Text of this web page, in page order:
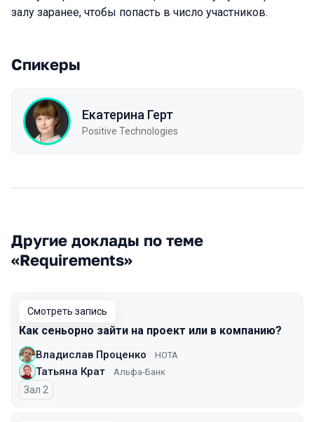
залу заранее, чтобы попасть в число участников.
Спикеры
Екатерина Герт
Positive Technologies
Другие доклады по теме
«Requirements»
Смотреть запись
Как сеньорно зайти на проект или в компанию?
Владислав Проценко НОТА
Татьяна Крат Альфа-Банк
Зал 2